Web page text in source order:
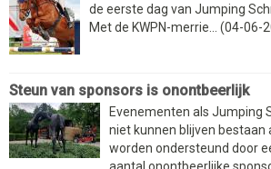
de eerste dag van Jumping
Met de KWPN-merrie... (04-06-
Steun van sponsors is onontbeerlijk
Evenementen als Jumping
niet kunnen blijven bestaan
worden ondersteund door
aantal onontbeerlijke